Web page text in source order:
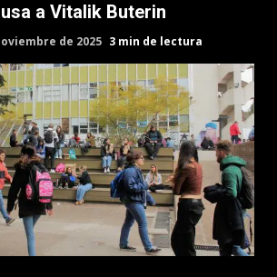
a Vitalik Buterin
de 2025 3 min de lectura